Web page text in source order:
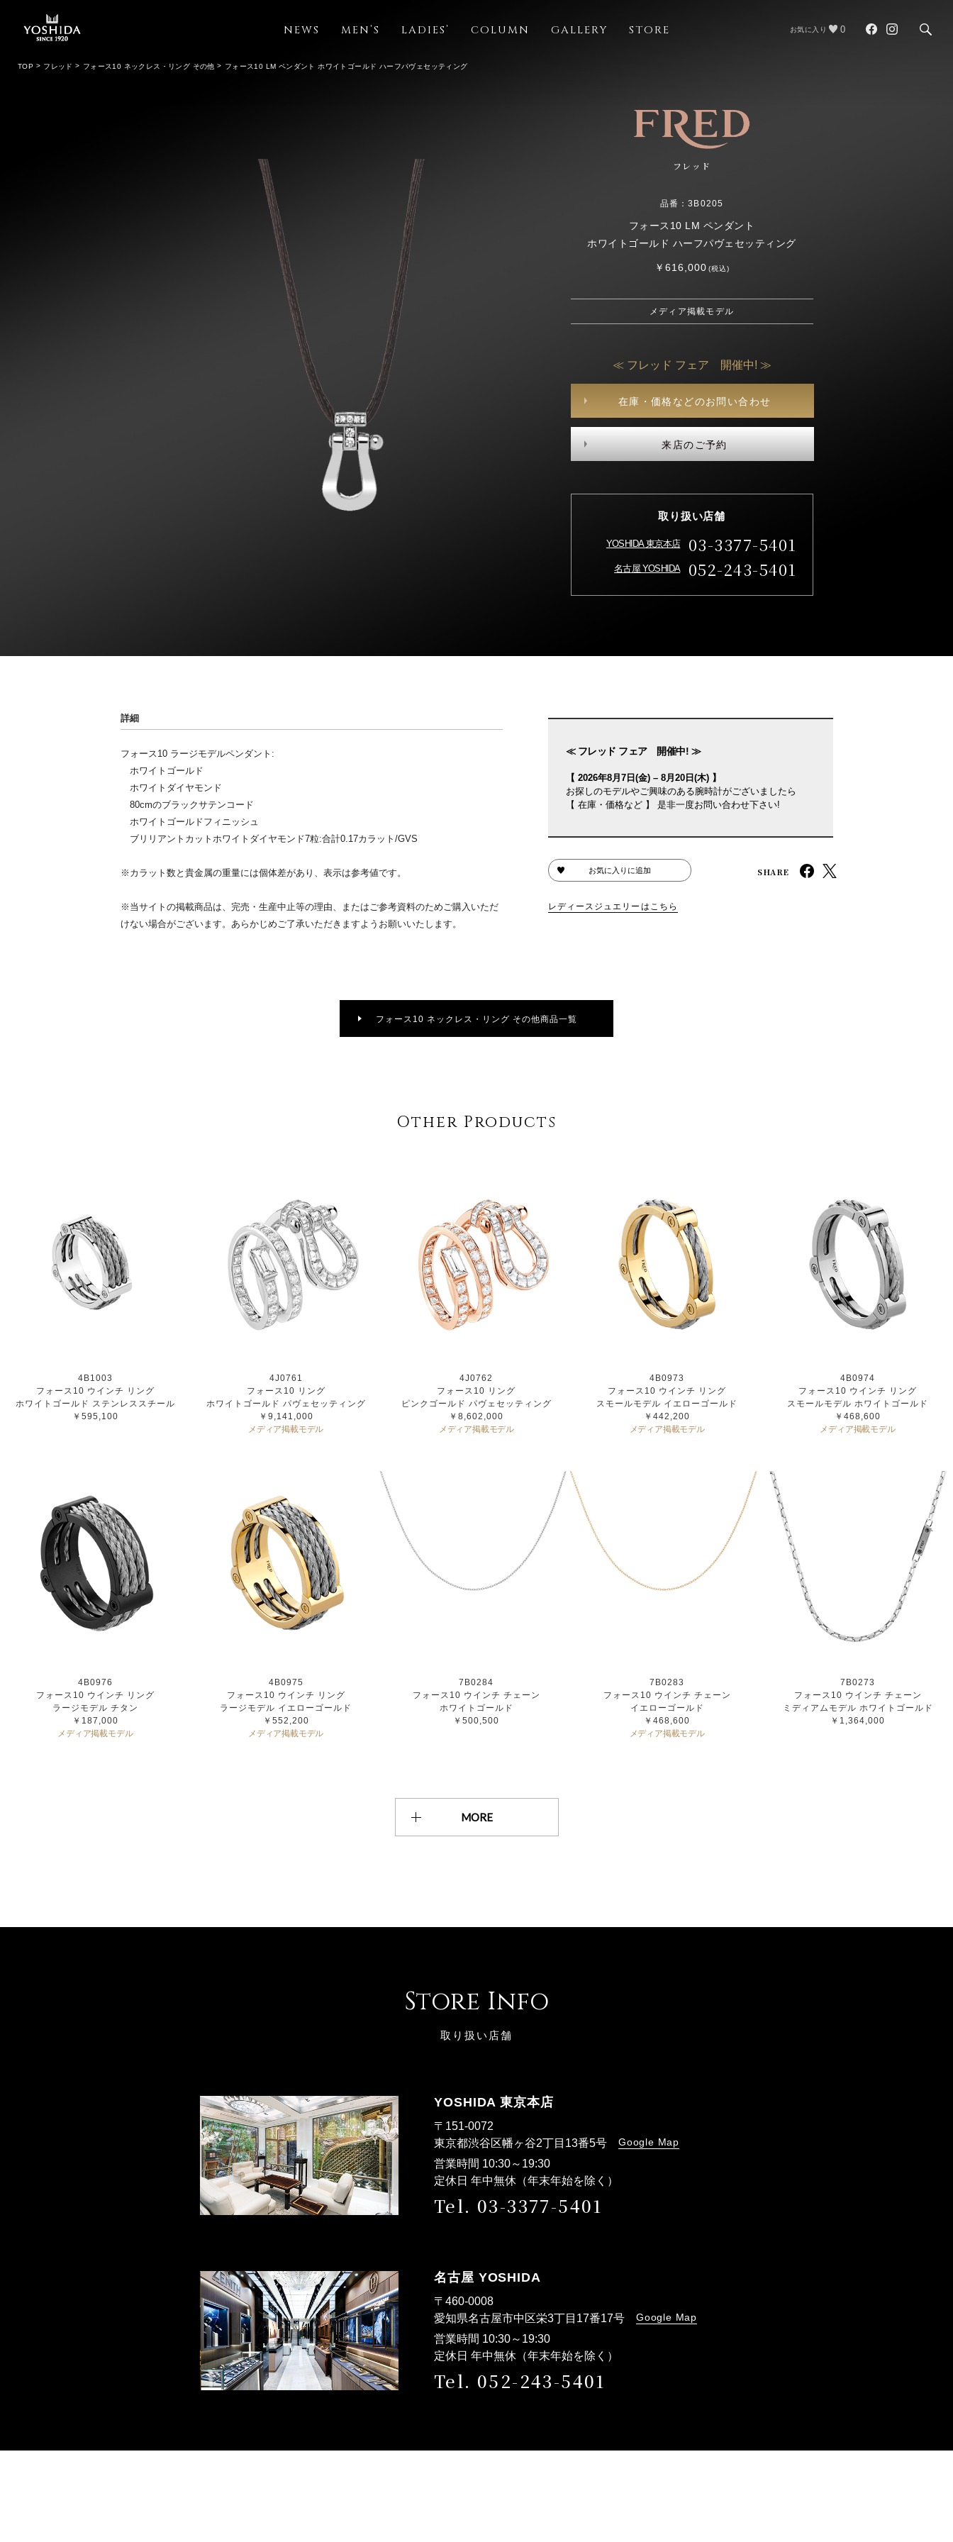
NEWS MEN’S LADIES’ COLUMN GALLERY STORE お気に入り 0
フレッド
品番：3B0205
フォース10 LM ペンダント
ホワイトゴールド ハーフパヴェセッティング
￥616,000(税込)
メディア掲載モデル
≪ フレッド フェア 開催中! ≫
在庫・価格などのお問い合わせ
来店のご予約
取り扱い店舗
YOSHIDA 東京本店 03-3377-5401
名古屋 YOSHIDA 052-243-5401
TOP フレッド フォース10 ネックレス・リング その他 フォース10 LM ペンダント ホワイトゴールド ハーフパヴェセッティング
詳細
フォース10 ラージモデルペンダント:
ホワイトゴールド
ホワイトダイヤモンド
80cmのブラックサテンコード
ホワイトゴールドフィニッシュ
ブリリアントカットホワイトダイヤモンド7粒:合計0.17カラット/GVS
※カラット数と貴金属の重量には個体差があり、表示は参考値です。
※当サイトの掲載商品は、完売・生産中止等の理由、またはご参考資料のためご購入いただ
けない場合がございます。あらかじめご了承いただきますようお願いいたします。
≪ フレッド フェア 開催中! ≫
【 2026年8月7日(金) – 8月20日(木) 】
お探しのモデルやご興味のある腕時計がございましたら
【 在庫・価格など 】 是非一度お問い合わせ下さい!
お気に入りに追加 SHARE
レディースジュエリーはこちら
フォース10 ネックレス・リング その他商品一覧
Other Products
4B1003
フォース10 ウインチ リング
ホワイトゴールド ステンレススチール
￥595,100
4J0761
フォース10 リング
ホワイトゴールド パヴェセッティング
￥9,141,000
メディア掲載モデル
4J0762
フォース10 リング
ピンクゴールド パヴェセッティング
￥8,602,000
メディア掲載モデル
4B0973
フォース10 ウインチ リング
スモールモデル イエローゴールド
￥442,200
メディア掲載モデル
4B0974
フォース10 ウインチ リング
スモールモデル ホワイトゴールド
￥468,600
メディア掲載モデル
4B0976
フォース10 ウインチ リング
ラージモデル チタン
￥187,000
メディア掲載モデル
4B0975
フォース10 ウインチ リング
ラージモデル イエローゴールド
￥552,200
メディア掲載モデル
7B0284
フォース10 ウインチ チェーン
ホワイトゴールド
￥500,500
7B0283
フォース10 ウインチ チェーン
イエローゴールド
￥468,600
メディア掲載モデル
7B0273
フォース10 ウインチ チェーン
ミディアムモデル ホワイトゴールド
￥1,364,000
MORE
Store Info
取り扱い店舗
YOSHIDA 東京本店
〒151-0072
東京都渋谷区幡ヶ谷2丁目13番5号 Google Map
営業時間 10:30～19:30
定休日 年中無休（年末年始を除く）
Tel. 03-3377-5401
名古屋 YOSHIDA
〒460-0008
愛知県名古屋市中区栄3丁目17番17号 Google Map
営業時間 10:30～19:30
定休日 年中無休（年末年始を除く）
Tel. 052-243-5401